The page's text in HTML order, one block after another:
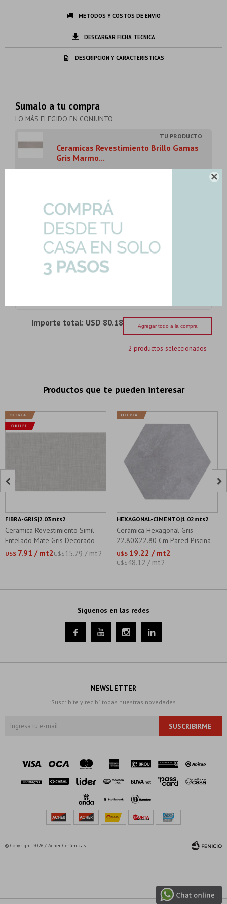

METODOS Y COSTOS DE ENVIO
DESCARGAR FICHA TÉCNICA
DESCRIPCION Y CARACTERISTICAS
Sumalo a tu compra
LO MÁS ELEGIDO EN CONJUNTO
Ceramicas Revestimiento Brillo Gamas
Gris Marmo...
Son: 1.58 mts
27.32
Porcelanato Gris Tinta Única
Antideslizante 60X...
Art: URBAN-SOFT-60-ATD|1.80mts2
U$S
Importe total: USD 80.18 Agregar todo a la compra
2 productos seleccionados
Productos que te pueden interesar
Ceramica Revestimiento Simil
Entelado Mate Gris Decorado
U$S 7.91 / mt2U$S15.79 / mt2
FIBRA-GRIS|2.03mts2
Cerámica Hexagonal Gris
22.80X22.80 Cm Pared Piscina
U$S 19.22 / mt2
U$S48.12 / mt2
HEXAGONAL-CIMENTO|1.02mts2
 
Síguenos en las redes
   
NEWSLETTER
¡Suscribite y recibí todas nuestras novedades!
SUSCRIBIRME
© Copyright 2026 / Acher Cerámicas